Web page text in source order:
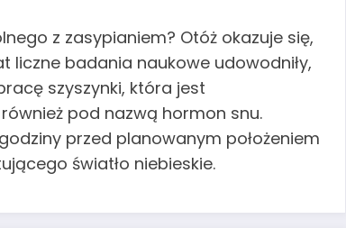
z zasypianiem? Otóż okazuje się,
liczne badania naukowe udowodniły,
szyszynki, która jest
pod nazwą hormon snu.
przed planowanym położeniem
światło niebieskie.